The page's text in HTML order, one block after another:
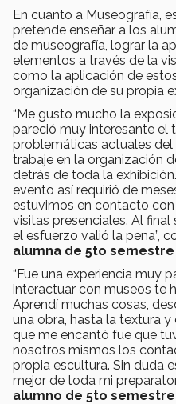
En cuanto a Museografía,
pretende enseñar a los
de museografía, lograr la
elementos a través de la
como la aplicación de
organización de su propia
“Me gusto mucho la
pareció muy interesante el
problemáticas actuales del
trabaje en la organización
detrás de toda la
evento así requirió de
estuvimos en contacto
visitas presenciales. Al
el esfuerzo valió la pena”,
alumna de 5to semestre
“Fue una experiencia muy
interactuar con museos te
Aprendí muchas cosas,
una obra, hasta la textura
que me encantó fue que
nosotros mismos los
propia escultura. Sin duda
mejor de toda mi
alumno de 5to